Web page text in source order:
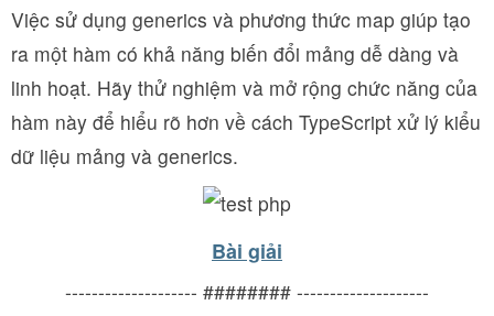
Việc sử dụng generics và phương thức map giúp tạo
ra một hàm có khả năng biến đổi mảng dễ dàng và
linh hoạt. Hãy thử nghiệm và mở rộng chức năng của
hàm này để hiểu rõ hơn về cách TypeScript xử lý kiểu
dữ liệu mảng và generics.
Bài giải
-------------------- ######## --------------------